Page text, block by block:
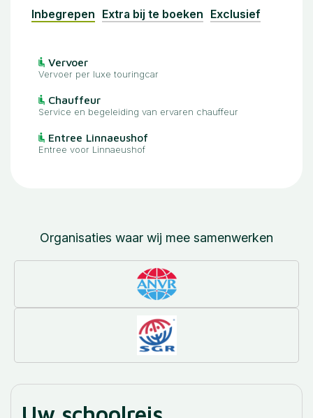
Inbegrepen Extra bij te boeken Exclusief
Vervoer
Vervoer per luxe touringcar
Chauffeur
Service en begeleiding van ervaren chauffeur
Entree Linnaeushof
Entree voor Linnaeushof
Organisaties waar wij mee samenwerken